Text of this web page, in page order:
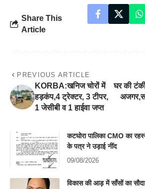
Share This
Article
PREVIOUS ARTICLE
KORBA:खनिज चोरों में
हड़कंप,4 ट्रेक्टर, 3 टीपर,
1 जेसीबी व 1 हाईवा जप्त
घर की
कटघोरा पालिका CMO का
के पत्र ने उड़ाई नींद
09/08/2026
विकास की आड़ में साँसों का